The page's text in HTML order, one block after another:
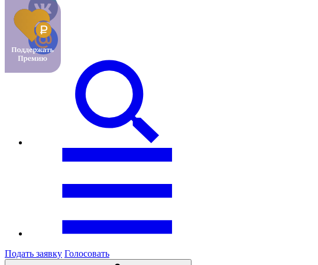
Подать заявку Голосовать